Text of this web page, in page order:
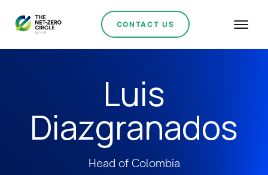
CONTACT US
Luis
Diazgranados
Head of Colombia